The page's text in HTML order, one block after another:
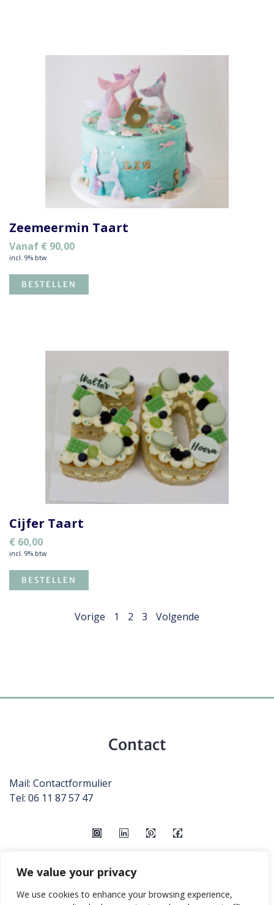
We value your privacy
We use cookies to enhance your browsing experience,
Zeemeermin Taart
Vanaf € 90,00
incl. 9% btw
BESTELLEN
Cijfer Taart
€ 60,00
incl. 9% btw
BESTELLEN
Vorige 1 2 3 Volgende
Contact
Mail: Contactformulier
Tel: 06 11 87 57 47